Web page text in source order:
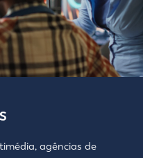
agências de